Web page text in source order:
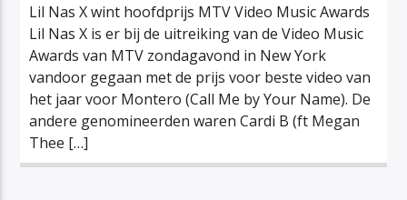
Lil Nas X wint hoofdprijs MTV Video Music Awards
Lil Nas X is er bij de uitreiking van de Video Music
Awards van MTV zondagavond in New York
vandoor gegaan met de prijs voor beste video van
het jaar voor Montero (Call Me by Your Name). De
andere genomineerden waren Cardi B (ft Megan
Thee […]